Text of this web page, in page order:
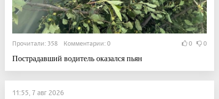
Прочитали: 358 Комментарии: 0 0 0
Пострадавший водитель оказался пьян
11:55, 7 авг 2026